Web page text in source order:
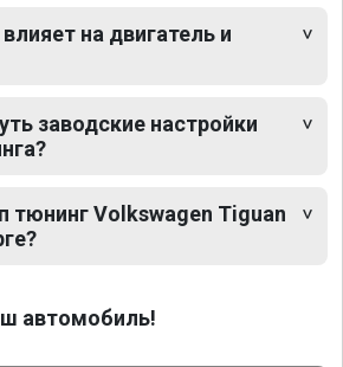
на двигатель и
заводские настройки
тюнинг Volkswagen Tiguan
автомобиль!